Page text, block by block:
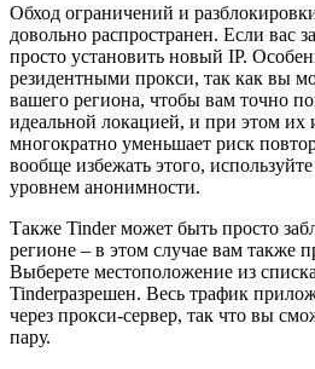
Обход ограничений и
довольно распространен. Если вас
просто установить новый IP.
резидентными прокси, так как вы
вашего региона, чтобы вам точно
идеальной локацией, и при этом их
многократно уменьшает риск
вообще избежать этого,
уровнем анонимности.
Также Tinder может быть просто
регионе – в этом случае вам также
Выберете местоположение из
Tinderразрешен. Весь трафик
через прокси-сервер, так что вы
пару.